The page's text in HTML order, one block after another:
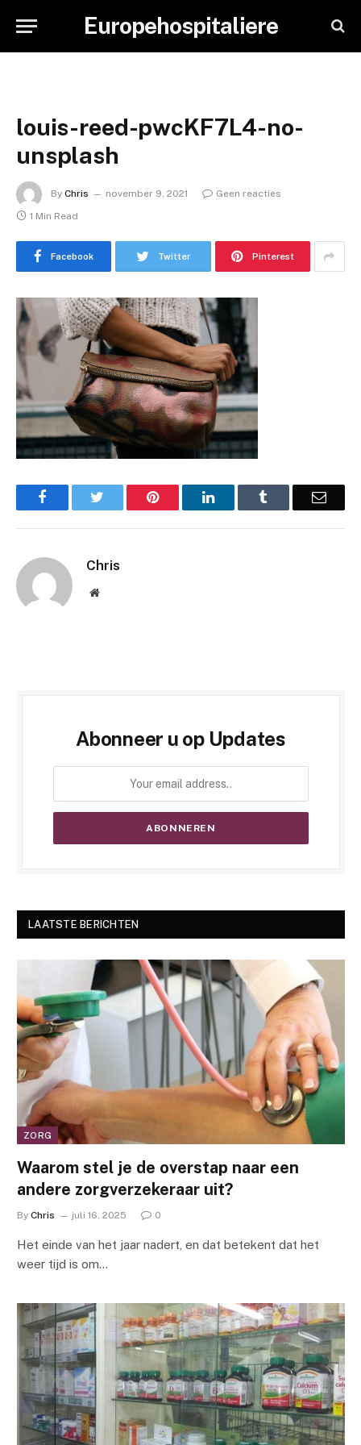
Europehospitaliere
louis-reed-pwcKF7L4-no-
unsplash
By Chris november 9, 2021
Geen reacties
1 Min Read
Facebook Twitter Pinterest
Facebook Pinterest LinkedIn Email
Chris
Website
Abonneer u op Updates
LAATSTE BERICHTEN
ZORG
Waarom stel je de overstap naar een
andere zorgverzekeraar uit?
By Chris juli 16, 2025 0
Het einde van het jaar nadert, en dat betekent dat het
weer tijd is om…